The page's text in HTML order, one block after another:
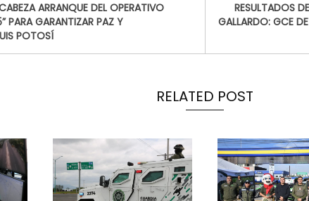
ARRANQUE DEL OPERATIVO
PARA GARANTIZAR PAZ Y
POTOSÍ
RESULTADOS
GALLARDO: GCE
RELATED POST